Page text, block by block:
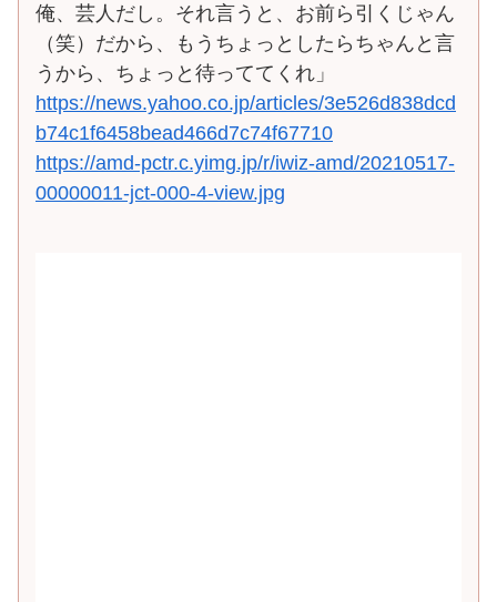
俺、芸人だし。それ言うと、お前ら引くじゃん
（笑）だから、もうちょっとしたらちゃんと言
うから、ちょっと待っててくれ」
https://news.yahoo.co.jp/articles/3e526d838dcd
b74c1f6458bead466d7c74f67710
https://amd-pctr.c.yimg.jp/r/iwiz-amd/20210517-
00000011-jct-000-4-view.jpg